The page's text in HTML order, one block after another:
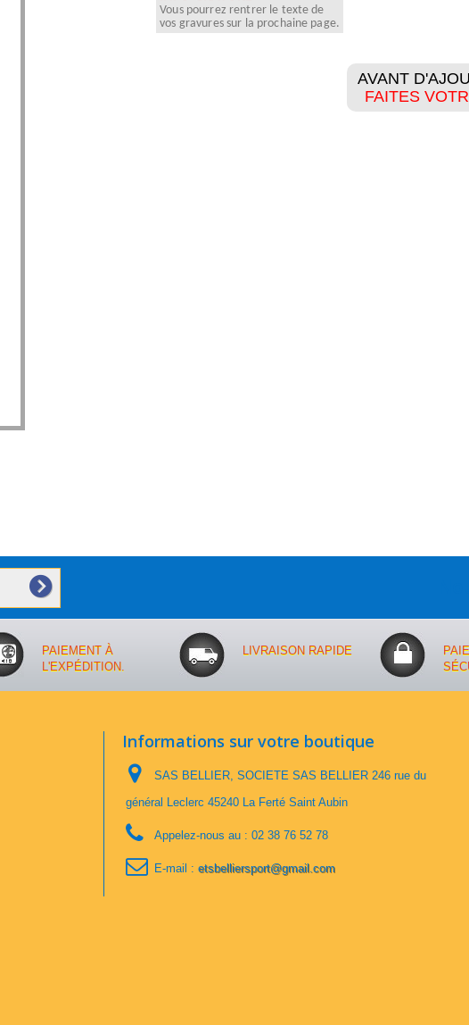
Vous pourrez rentrer le texte de
vos gravures sur la prochaine page.
AVANT
FAITES
PAIEMENT À
L'EXPÉDITION.
LIVRAISON RAPIDE
Informations sur votre boutique
SAS BELLIER, SOCIETE SAS BELLIER 246 rue du
général Leclerc 45240 La Ferté Saint Aubin
Appelez-nous au : 02 38 76 52 78
E-mail : etsbelliersport@gmail.com